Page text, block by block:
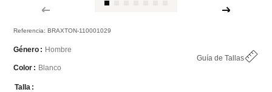
Referencia:BRAXTON-110001029
Género
Hombre
Guía de Tallas
Color
Blanco
Talla